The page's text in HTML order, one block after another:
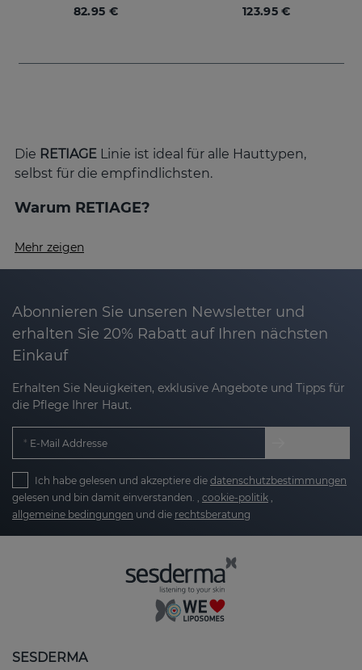
82.95 € 123.95 €
Die RETIAGE Linie ist ideal für alle Hauttypen,
selbst für die empfindlichsten.
Warum RETIAGE?
feinen Linien bis zu tiefen Falten. Gleichzeitig
einen strahlend schönen Teint.
Aktivierung von Kollagen- und
Elastinproduktion gewinnt Ihre Haut an
Festigkeit und Elastizität – für ein
jugendliches Erscheinungsbild.
Intensiver Feuchtigkeitsboost:In
Kombination mit Hyaluronsäure wird die Haut
intensiv mit Feuchtigkeit versorgt, bleibt
angenehm gepflegt an.
Ebenmäßiger Hautton:Pigmentflecken
werden reduziert, der Teint wirkt
Ihrer Haut kehrt zurück.
Mehr zeigen
Abonnieren Sie unseren Newsletter und
erhalten Sie 20% Rabatt auf Ihren nächsten
Einkauf
Erhalten Sie Neuigkeiten, exklusive Angebote und Tipps für
die Pflege Ihrer Haut.
E-Mail Addresse
Ich habe gelesen und akzeptiere die datenschutzbestimmungen
gelesen und bin damit einverstanden. , cookie-politik
allgemeine bedingungen und die rechtsberatung
SESDERMA